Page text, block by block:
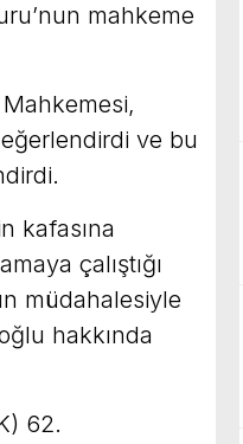
mahkeme
ve bu
kafasına
çalıştığı
müdahalesiyle
hakkında
62.